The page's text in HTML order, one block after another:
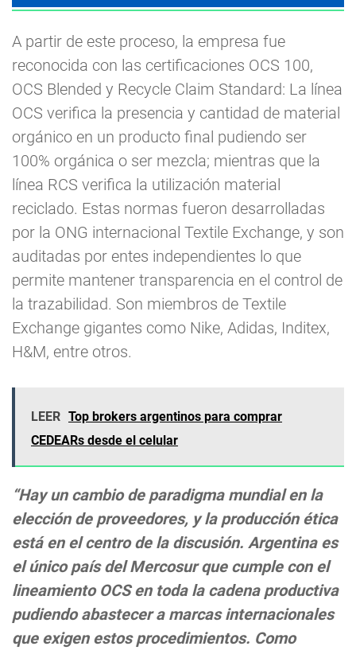
A partir de este proceso, la empresa fue
reconocida con las certificaciones OCS 100,
OCS Blended y Recycle Claim Standard: La línea
OCS verifica la presencia y cantidad de material
orgánico en un producto final pudiendo ser
100% orgánica o ser mezcla; mientras que la
línea RCS verifica la utilización material
reciclado. Estas normas fueron desarrolladas
por la ONG internacional Textile Exchange, y son
auditadas por entes independientes lo que
permite mantener transparencia en el control de
la trazabilidad. Son miembros de Textile
Exchange gigantes como Nike, Adidas, Inditex,
H&M, entre otros.
LEER Top brokers argentinos para comprar
CEDEARs desde el celular
“Hay un cambio de paradigma mundial en la
elección de proveedores, y la producción ética
está en el centro de la discusión. Argentina es
el único país del Mercosur que cumple con el
lineamiento OCS en toda la cadena productiva
pudiendo abastecer a marcas internacionales
que exigen estos procedimientos. Como